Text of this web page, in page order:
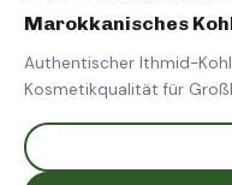
Marokkanisches
Authentischer Ithmid-
Kosmetikqualität für